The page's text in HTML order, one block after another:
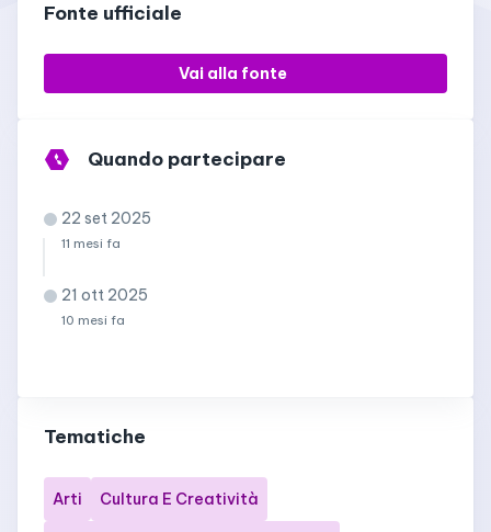
Tematiche
Arti Cultura E Creatività
Fonte ufficiale
Vai alla fonte
Quando partecipare
22 set 2025
11 mesi fa
21 ott 2025
10 mesi fa